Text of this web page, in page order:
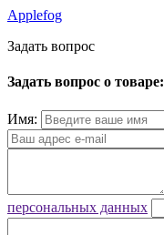
Applefog
Задать вопрос
Задать вопрос о товаре:
Имя:
персональных данных